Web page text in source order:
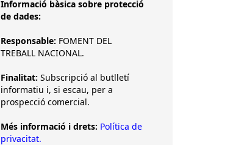
Informació bàsica sobre protecció
de dades:
Responsable: FOMENT DEL
TREBALL NACIONAL.
Finalitat: Subscripció al butlletí
informatiu i, si escau, per a
prospecció comercial.
Més informació i drets: Política de
privacitat.